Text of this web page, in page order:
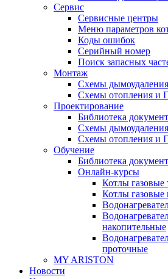
Сервис
Сервисные центры
Меню параметров
Коды ошибок
Серийный номер
Поиск запасных
Монтаж
Схемы дымоудаления
Схемы отопления и
Проектирование
Библиотека
Схемы дымоудаления
Схемы отопления и
Обучение
Библиотека
Онлайн-курсы
Котлы
Котлы газовые
накопительные
проточные
MY ARISTON
Новости